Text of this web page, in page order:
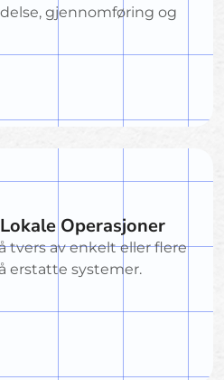
gjennomføring og
Operasjoner
tvers av enkelt eller flere
erstatte systemer.